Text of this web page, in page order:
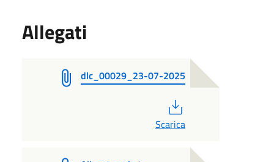
Allegati
dlc_00029_23-07-2025
Scarica